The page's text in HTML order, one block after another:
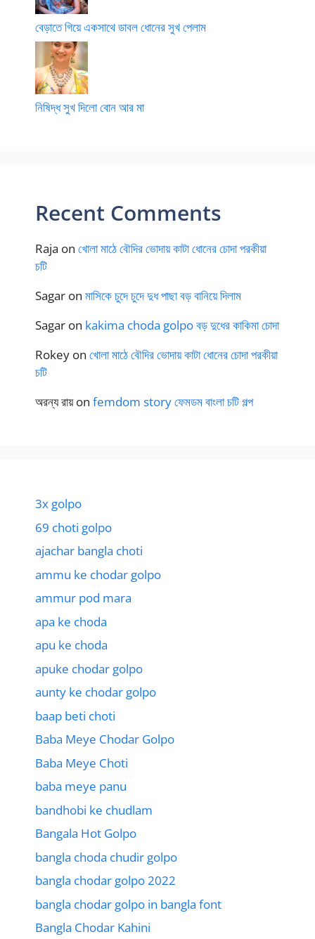
বেড়াতে গিয়ে একসাথে ডাবল ধোনের সুখ পেলাম
নিষিদ্ধ সুখ দিলো বোন আর মা
Recent Comments
Raja on খোলা মাঠে বৌদির ভোদায় কাটা ধোনের চোদা পরকীয়া
চটি
Sagar on মাসিকে চুদে চুদে দুধ পাছা বড় বানিয়ে দিলাম
Sagar on kakima choda golpo বড় দুধের কাকিমা চোদা
Rokey on খোলা মাঠে বৌদির ভোদায় কাটা ধোনের চোদা পরকীয়া
চটি
অরন্য রায়on femdom story ফেমডম বাংলা চটি গল্প
3x golpo
69 choti golpo
ajachar bangla choti
ammu ke chodar golpo
ammur pod mara
apa ke choda
apu ke choda
apuke chodar golpo
aunty ke chodar golpo
baap beti choti
Baba Meye Chodar Golpo
Baba Meye Choti
baba meye panu
bandhobi ke chudlam
Bangala Hot Golpo
bangla choda chudir golpo
bangla chodar golpo 2022
bangla chodar golpo in bangla font
Bangla Chodar Kahini